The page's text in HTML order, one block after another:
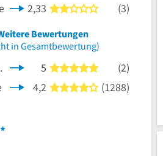
2,33 2 von 5 Sternen
(3)
Bewertungen
in Gesamtbewertung)
5 5 von 5 Sternen
(2)
4,2 4 von 5 Sternen
(1288)
*